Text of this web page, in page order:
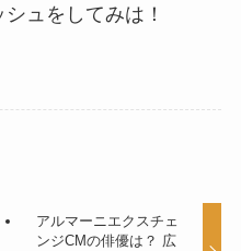
ュをしてみは！
アルマーニエクスチェ
ンジCMの俳優は？ 広